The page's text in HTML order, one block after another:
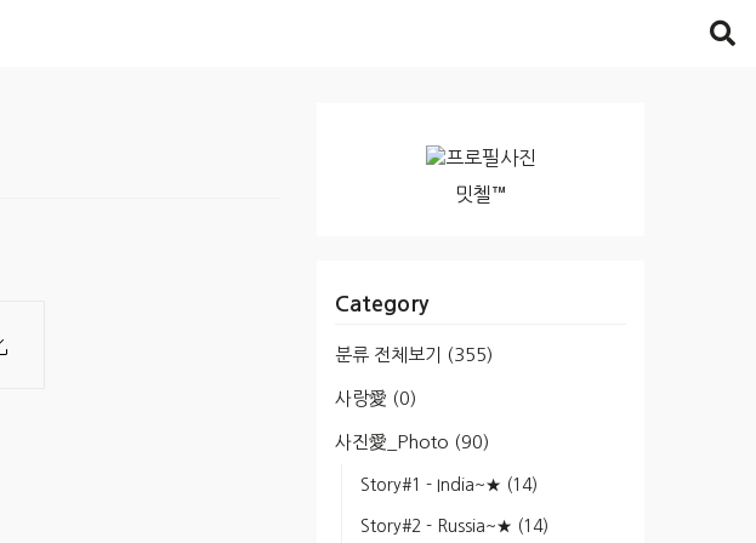
밋첼™
Category
분류 전체보기 (355)
사랑愛 (0)
사진愛_Photo (90)
Story#1 - India~★ (14)
Story#2 - Russia~★ (14)